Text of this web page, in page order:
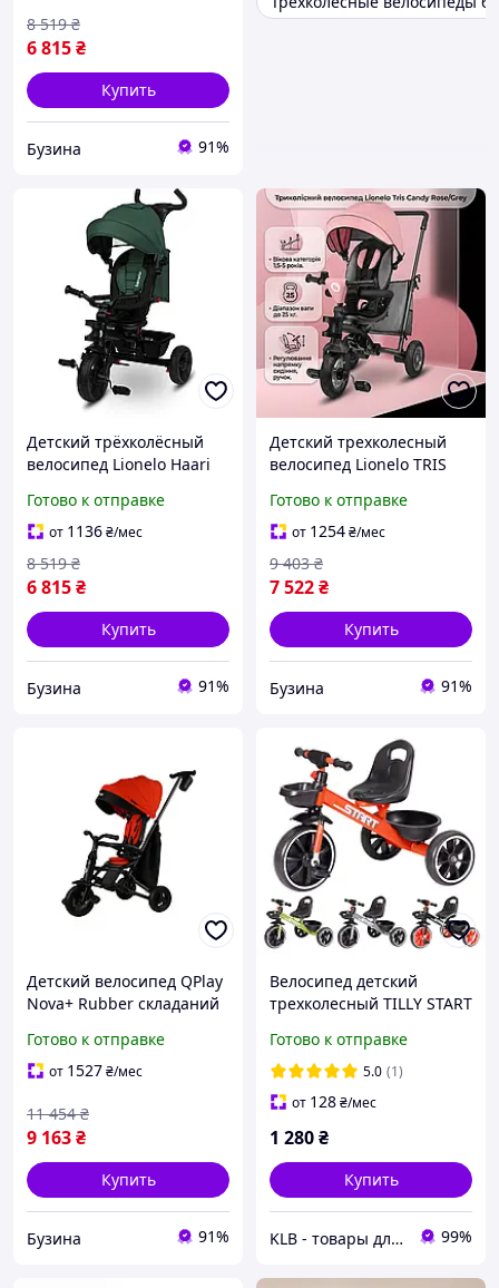
6 815₴
8 519 ₴
Купить
Бузина 91%
Детский трёхколёсный
велосипед Lionelo Haari
Готово к отправке
от 1136₴/мес
6 815₴
8 519 ₴
Купить
Бузина 91%
Детский трехколесный
велосипед Lionelo TRIS
Велосипед-коляска 2-в-1,
складной, поворотное
сиденье, колеса PU
Готово к отправке
от 1254₴/мес
7 522₴
9 403 ₴
Купить
Бузина 91%
Детский велосипед QPlay
Nova+ Rubber складаний
Sunset (S700-
17Nova+RubberOS)
Готово к отправке
от 1527₴/мес
9 163₴
11 454 ₴
Купить
Бузина 91%
Велосипед детский
трехколесный TILLY START
Готово к отправке
5.0 (1)
от 128₴/мес
1 280₴
Купить
KLB - товары для дома, детей и животных 99%